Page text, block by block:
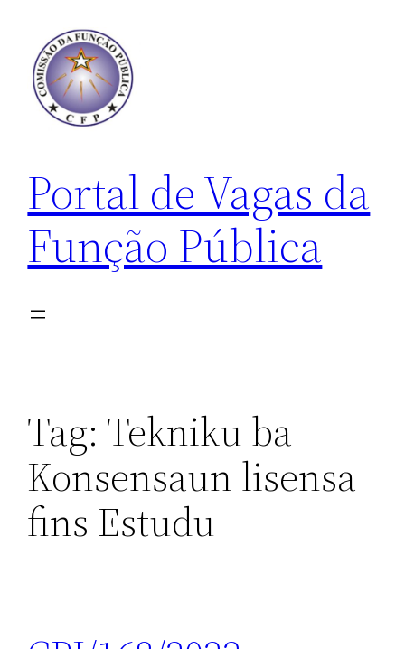
conteúdo
Portal de Vagas da
Função Pública
Tag: Tekniku ba
Konsensaun lisensa
fins Estudu